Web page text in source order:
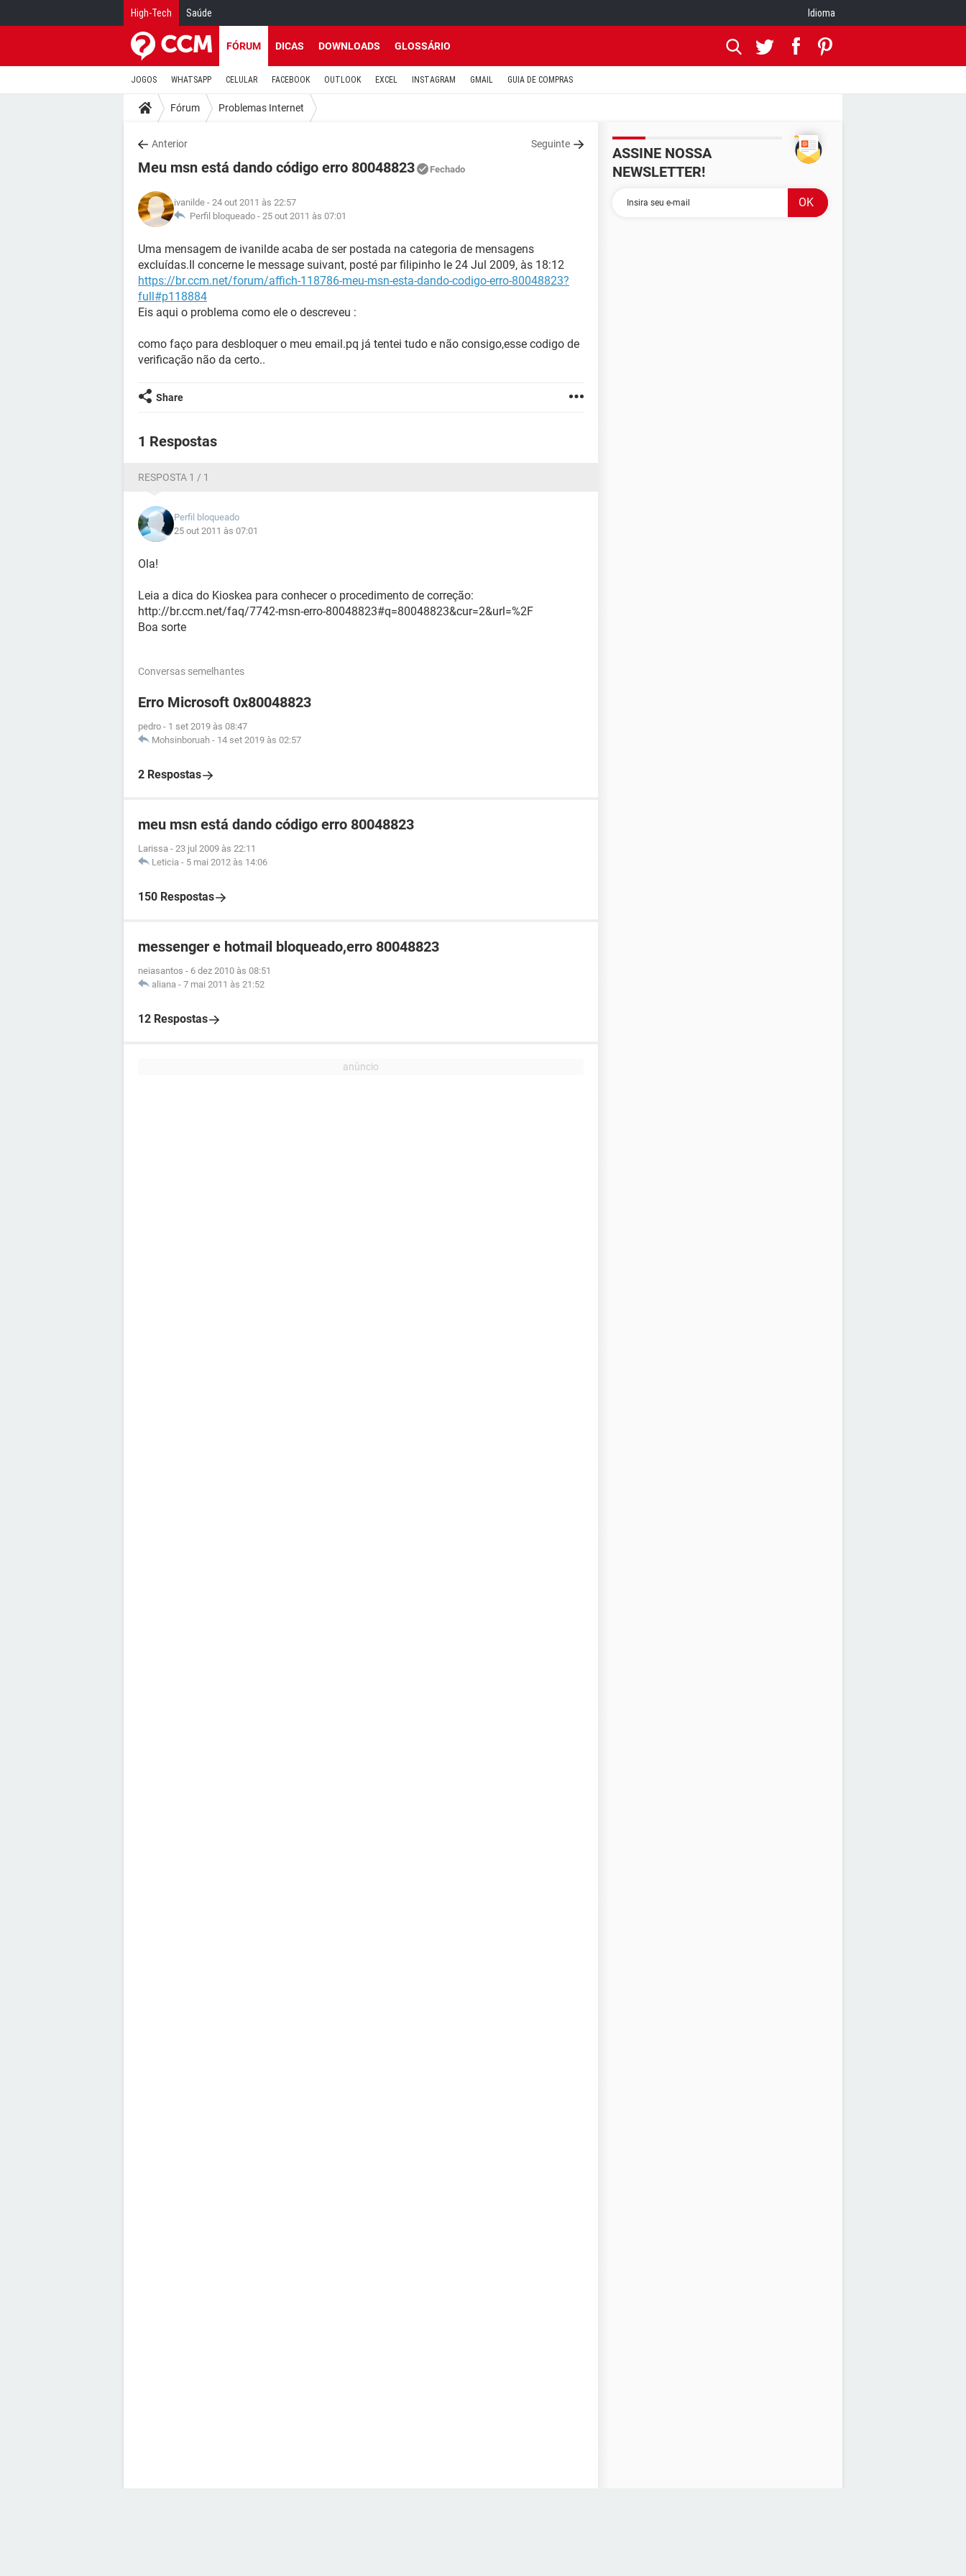
High-Tech Saúde Idioma
FÓRUM DICAS DOWNLOADS GLOSSÁRIO
JOGOS WHATSAPP CELULAR FACEBOOK OUTLOOK EXCEL INSTAGRAM GMAIL GUIA DE COMPRAS
Fórum Problemas Internet
Anterior Seguinte
Meu msn está dando código erro 80048823 Fechado
ivanilde - 24 out 2011 às 22:57
Perfil bloqueado - 25 out 2011 às 07:01
Uma mensagem de ivanilde acaba de ser postada na categoria de mensagens
excluídas.Il concerne le message suivant, posté par filipinho le 24 Jul 2009, às 18:12
https://br.ccm.net/forum/affich-118786-meu-msn-esta-dando-codigo-erro-80048823?
full#p118884
Eis aqui o problema como ele o descreveu :
como faço para desbloquer o meu email.pq já tentei tudo e não consigo,esse codigo de
verificação não da certo..
Share
1 Respostas
RESPOSTA 1 / 1
Perfil bloqueado
25 out 2011 às 07:01
Ola!
Leia a dica do Kioskea para conhecer o procedimento de correção:
http://br.ccm.net/faq/7742-msn-erro-80048823#q=80048823&cur=2&url=%2F
Boa sorte
Conversas semelhantes
Erro Microsoft 0x80048823
pedro - 1 set 2019 às 08:47
Mohsinboruah - 14 set 2019 às 02:57
2 Respostas
meu msn está dando código erro 80048823
Larissa - 23 jul 2009 às 22:11
Leticia - 5 mai 2012 às 14:06
150 Respostas
messenger e hotmail bloqueado,erro 80048823
neiasantos - 6 dez 2010 às 08:51
aliana - 7 mai 2011 às 21:52
12 Respostas
ASSINE NOSSA
NEWSLETTER!